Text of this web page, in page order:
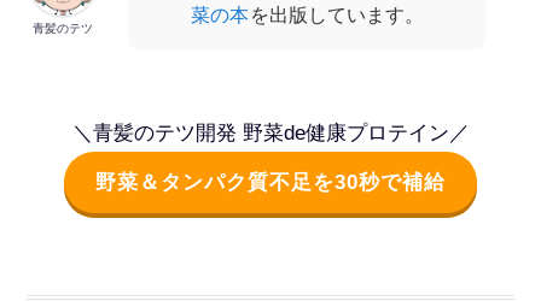
青髪のテツ
菜の本を出版しています。
＼青髪のテツ開発 野菜de健康プロテイン／
野菜＆タンパク質不足を30秒で補給